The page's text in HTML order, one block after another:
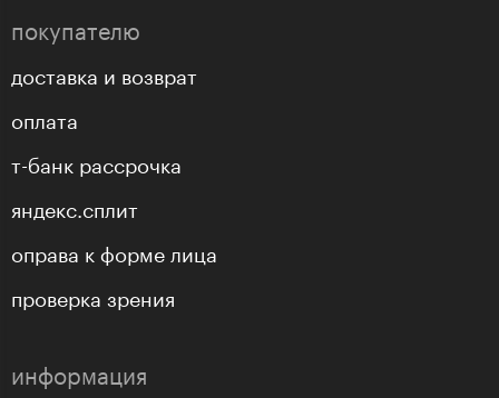
покупателю
доставка и возврат
оплата
т-банк рассрочка
яндекс.сплит
оправа к форме лица
проверка зрения
информация